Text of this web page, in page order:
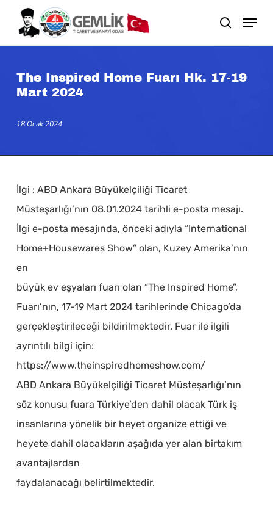
main
search
The Inspired Home Fuarı Hk. 17-19
Mart 2024
18 Ocak 2024
İlgi : ABD Ankara Büyükelçiliği Ticaret
Müsteşarlığı’nın 08.01.2024 tarihli e-posta mesajı.
İlgi e-posta mesajında, önceki adıyla “International
Home+Housewares Show” olan, Kuzey Amerika’nın
en
büyük ev eşyaları fuarı olan “The Inspired Home”,
Fuarı’nın, 17-19 Mart 2024 tarihlerinde Chicago’da
gerçekleştirileceği bildirilmektedir. Fuar ile ilgili
ayrıntılı bilgi için:
https://www.theinspiredhomeshow.com/
ABD Ankara Büyükelçiliği Ticaret Müsteşarlığı’nın
söz konusu fuara Türkiye’den dahil olacak Türk iş
insanlarına yönelik bir heyet organize ettiği ve
heyete dahil olacakların aşağıda yer alan birtakım
avantajlardan
faydalanacağı belirtilmektedir.